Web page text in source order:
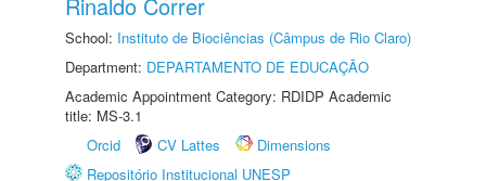
School: Instituto de Biociências (Câmpus de Rio Claro)
Department: DEPARTAMENTO DE EDUCAÇÃO
Academic Appointment Category: RDIDP Academic
title: MS-3.1
Orcid
CV Lattes
Dimensions
Repositório Institucional UNESP